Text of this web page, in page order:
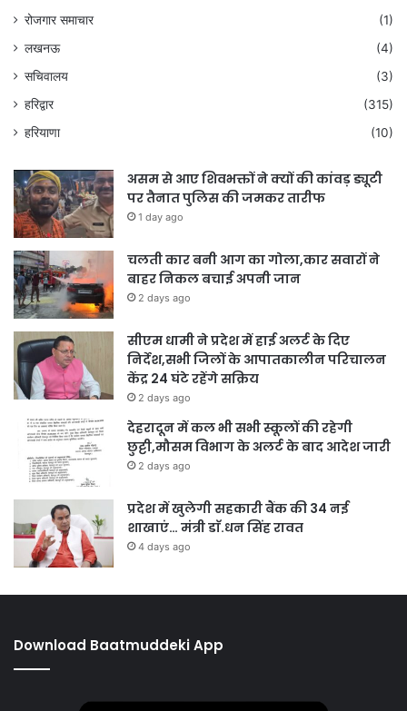
रोजगार समाचार
(1)
लखनऊ
(4)
सचिवालय
(3)
हरिद्वार
(315)
हरियाणा
(10)
असम से आए शिवभक्तों ने क्यों की कांवड़ ड्यूटी
पर तैनात पुलिस की जमकर तारीफ
1 day ago
चलती कार बनी आग का गोला,कार सवारों ने
बाहर निकल बचाई अपनी जान
2 days ago
सीएम धामी ने प्रदेश में हाई अलर्ट के दिए
निर्देश,सभी जिलों के आपातकालीन परिचालन
केंद्र 24 घंटे रहेंगे सक्रिय
2 days ago
देहरादून में कल भी सभी स्कूलों की रहेगी
छुट्टी,मौसम विभाग के अलर्ट के बाद आदेश जारी
2 days ago
प्रदेश में खुलेगी सहकारी बैंक की 34 नई
शाखाएं… मंत्री डाॅ.धन सिंह रावत
4 days ago
Download Baatmuddeki App